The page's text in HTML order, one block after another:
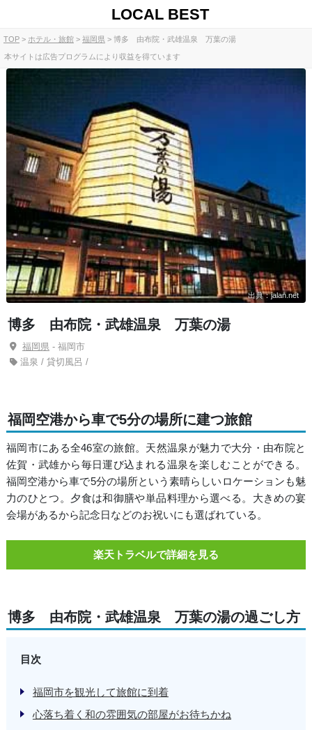
LOCAL BEST
TOP ホテル・旅館 福岡県 博多 由布院・武雄温泉 万葉の湯
本サイトは広告プログラムにより収益を得ています
出典：jalan.net
博多 由布院・武雄温泉 万葉の湯
福岡県- 福岡市
温泉 / 貸切風呂 /
福岡空港から車で5分の場所に建つ旅館
福岡市にある全46室の旅館。天然温泉が魅力で大分・由布院と
佐賀・武雄から毎日運び込まれる温泉を楽しむことができる。
福岡空港から車で5分の場所という素晴らしいロケーションも魅
力のひとつ。夕食は和御膳や単品料理から選べる。大きめの宴
会場があるから記念日などのお祝いにも選ばれている。
楽天トラベルで詳細を見る
博多 由布院・武雄温泉 万葉の湯の過ごし方
目次
福岡市を観光して旅館に到着
心落ち着く和の雰囲気の部屋がお待ちかね